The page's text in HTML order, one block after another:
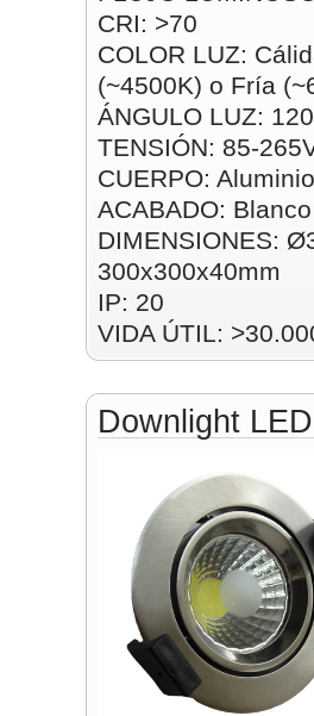
CRI: >70
COLOR LUZ:
(~4500K) o Fría
ÁNGULO LUZ:
TENSIÓN: 85-
CUERPO: Aluminio
ACABADO: Blanco
DIMENSIONES:
300x300x40mm
IP: 20
VIDA ÚTIL:
Downlight